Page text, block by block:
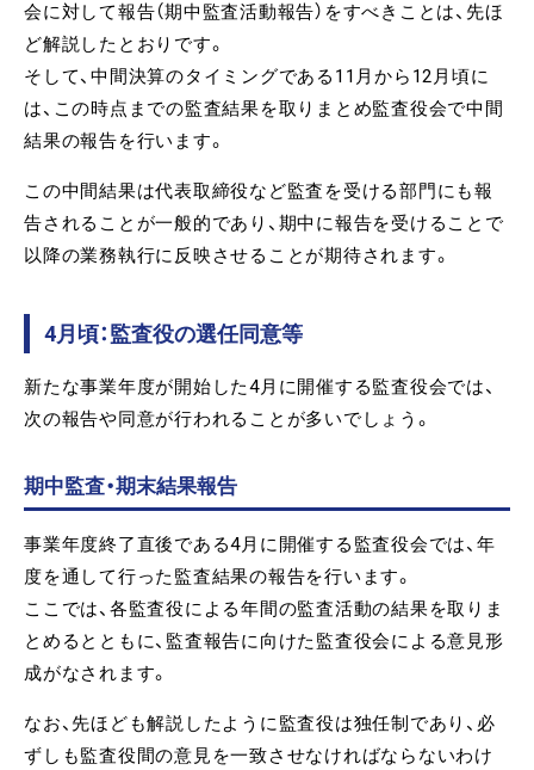
会に対して報告（期中監査活動報告）をすべきことは、先ほ
ど解説したとおりです。
そして、中間決算のタイミングである11月から12月頃に
は、この時点までの監査結果を取りまとめ監査役会で中間
結果の報告を行います。
この中間結果は代表取締役など監査を受ける部門にも報
告されることが一般的であり、期中に報告を受けることで
以降の業務執行に反映させることが期待されます。
4月頃：監査役の選任同意等
新たな事業年度が開始した4月に開催する監査役会では、
次の報告や同意が行われることが多いでしょう。
期中監査・期末結果報告
事業年度終了直後である4月に開催する監査役会では、年
度を通して行った監査結果の報告を行います。
ここでは、各監査役による年間の監査活動の結果を取りま
とめるとともに、監査報告に向けた監査役会による意見形
成がなされます。
なお、先ほども解説したように監査役は独任制であり、必
ずしも監査役間の意見を一致させなければならないわけ